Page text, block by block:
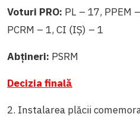
Voturi PRO: PL – 17, PPEM
PCRM – 1, CI (IȘ) – 1
Abțineri: PSRM
Decizia finală
2. Instalarea plăcii